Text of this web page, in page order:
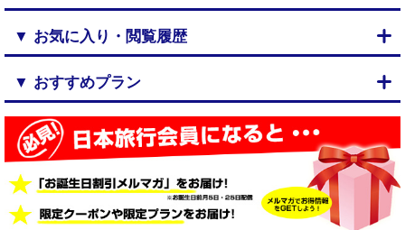
▼ お気に入り・閲覧履歴
▼ おすすめプラン